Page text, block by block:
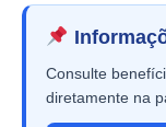
Consulte
diretamente na